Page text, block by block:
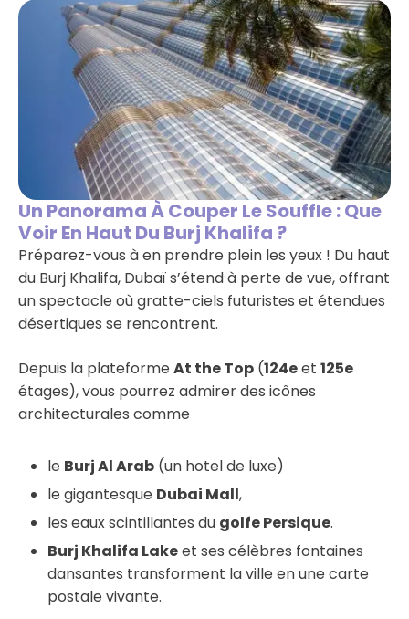
Un Panorama À Couper Le Souffle : Que
Voir En Haut Du Burj Khalifa ?
Préparez-vous à en prendre plein les yeux ! Du haut
du Burj Khalifa, Dubaï s’étend à perte de vue, offrant
un spectacle où gratte-ciels futuristes et étendues
désertiques se rencontrent.
Depuis la plateformeAt the Top (124eet 125e
étages), vous pourrez admirer des icônes
architecturales comme
le Burj Al Arab (un hotel de luxe)
le gigantesque Dubai Mall,
les eaux scintillantes du golfe Persique.
Burj Khalifa Lakeet ses célèbres fontaines
dansantes transforment la ville en une carte
postale vivante.